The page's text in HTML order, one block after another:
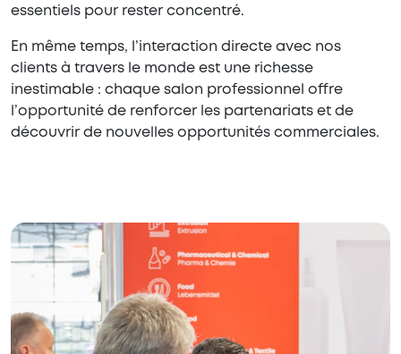
essentiels pour rester concentré.
En même temps, l’interaction directe avec nos
clients à travers le monde est une richesse
inestimable : chaque salon professionnel offre
l’opportunité de renforcer les partenariats et de
découvrir de nouvelles opportunités commerciales.